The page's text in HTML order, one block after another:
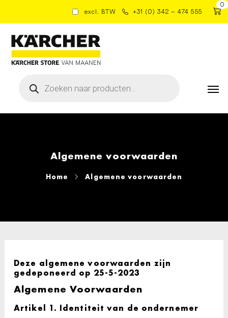
excl. BTW +31 (0) 342 – 474 555
0
zoeken
Algemene voorwaarden
Home Algemene voorwaarden
Deze algemene voorwaarden zijn
gedeponeerd op 25-5-2023
Algemene Voorwaarden
Artikel 1. Identiteit van de ondernemer